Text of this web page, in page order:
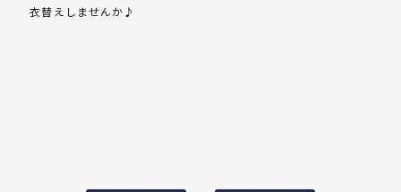
衣替えしませんか♪